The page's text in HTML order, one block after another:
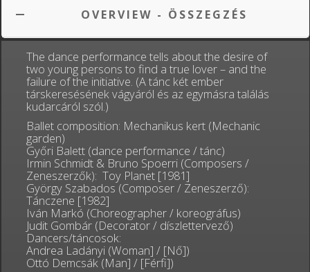
OVERVIEW - ÖSSZEGZÉS
The dance performance tells about the desire of
two young persons to find a true lover – and the
failure of the initiative. (A tánc két ember
társkeresésének vágyáról és az egymásra találás
kudarcáról szól.)
Ballet composition: Mechanikus kert (Mechanic
garden)
Győri Balett (dance performance / tánc)
Irmin Schmidt & Bruno Spoerri (Composers /
Zeneszerzők): Toy Planet [1981]
György Szabados (Composer / Zeneszerző):
Tánczene [1982]
Iván Markó (Choreographer / koreográfus)
Judit Gombár (Decorator / díszlettervező)
Dancers/táncosok:
Andrea Ladányi (Woman] / [Nő])
Ottó Demcsák (Man] / [Férfi])